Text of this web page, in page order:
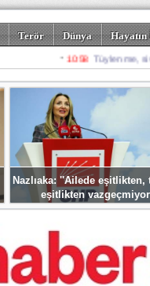
Terör Dünya
Spor Misafir
Nazlıaka: ''Ailede eşitlikten,
eşitlikten